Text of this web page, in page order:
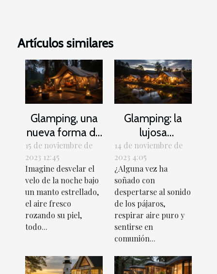
Artículos similares
Glamping, una
nueva forma de
alojamiento de
lujo
15 de noviembre de
2023 12:45
Imagine desvelar el
velo de la noche bajo
un manto estrellado,
el aire fresco
rozando su piel,
todo...
Glamping: la
lujosa
alternativa al
camping
tradicional
14 de noviembre de
2023 4:05
¿Alguna vez ha
soñado con
despertarse al sonido
de los pájaros,
respirar aire puro y
sentirse en
comunión...